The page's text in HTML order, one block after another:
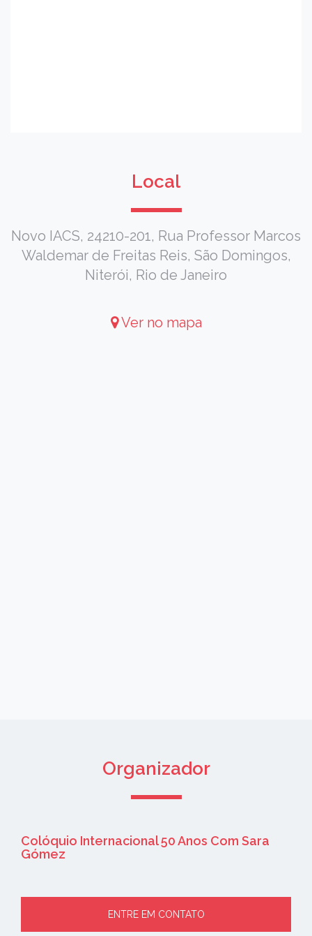
Local
Novo IACS, 24210-201, Rua Professor Marcos
Waldemar de Freitas Reis, São Domingos,
Niterói, Rio de Janeiro
Ver no mapa
Organizador
Colóquio Internacional 50 Anos Com Sara
Gómez
ENTRE EM CONTATO